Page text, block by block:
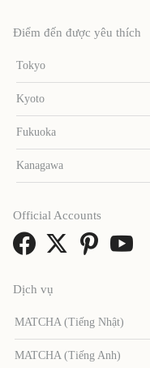
Điểm đến được yêu thích
Tokyo
Kyoto
Fukuoka
Kanagawa
Dịch vụ
MATCHA (Tiếng Nhật)
MATCHA (Tiếng Anh)
Official Accounts